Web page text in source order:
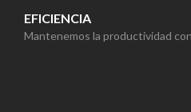
EFICIENCIA
Mantenemos la productividad